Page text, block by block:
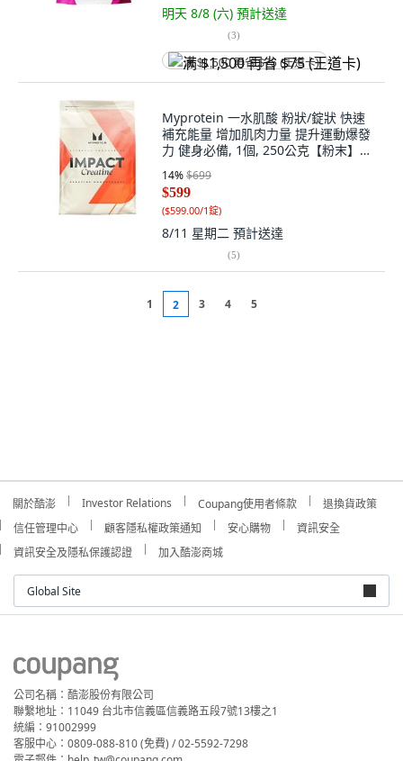
明天 8/8 (六) 預計送達
(3)
满 $1,500 再省 $75 (王道卡)
Myprotein 一水肌酸 粉狀/錠狀 快速
補充能量 增加肌肉力量 提升運動爆發
力 健身必備, 1個, 250公克【粉末】原
味, 1份
14%$699
$599
($599.00/1錠)
8/11 星期二 預計送達
(5)
1 2 3 4 5
關於酷澎 Investor Relations Coupang使用者條款
退換貨政策
信任管理中心
顧客隱私權政策通知 安心購物
資訊安全
資訊安全及隱私保護認證
加入酷澎商城
Global Site
公司名稱：酷澎股份有限公司
聯繫地址：11049 台北市信義區信義路五段7號13樓之1
統編：91002999
客服中心：0809-088-810 (免費) / 02-5592-7298